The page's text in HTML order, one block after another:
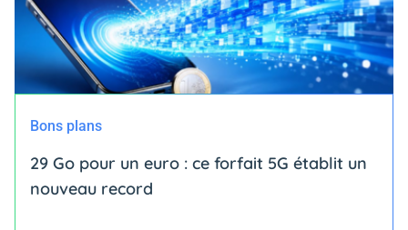
Bons plans
29 Go pour un euro : ce forfait 5G établit un
nouveau record